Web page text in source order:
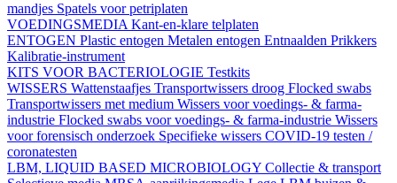
mandjes Spatels voor petriplaten
VOEDINGSMEDIA Kant-en-klare telplaten
ENTOGEN Plastic entogen Metalen entogen Entnaalden Prikkers
Kalibratie-instrument
KITS VOOR BACTERIOLOGIE Testkits
WISSERS Wattenstaafjes Transportwissers droog Flocked swabs
Transportwissers met medium Wissers voor voedings- & farma-
industrie Flocked swabs voor voedings- & farma-industrie Wissers
voor forensisch onderzoek Specifieke wissers COVID-19 testen /
coronatesten
LBM, LIQUID BASED MICROBIOLOGY Collectie & transport